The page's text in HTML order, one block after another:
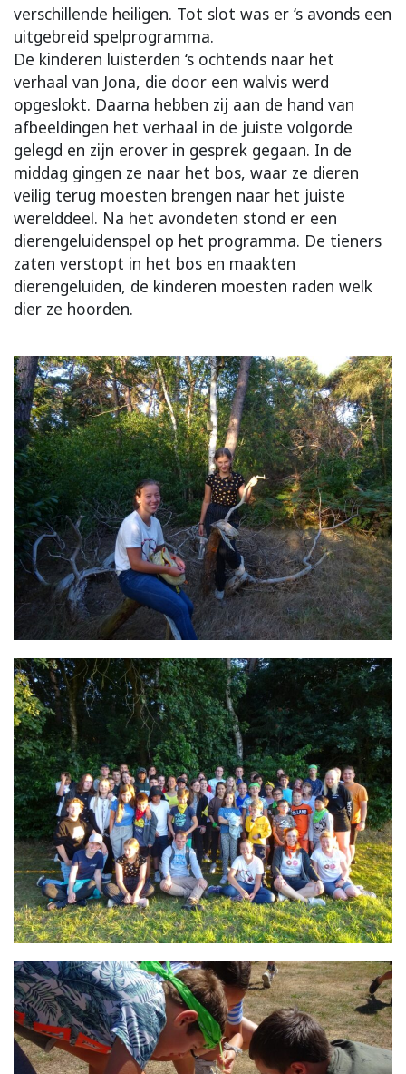
verschillende heiligen. Tot slot was er ‘s avonds een
uitgebreid spelprogramma.
De kinderen luisterden ‘s ochtends naar het
verhaal van Jona, die door een walvis werd
opgeslokt. Daarna hebben zij aan de hand van
afbeeldingen het verhaal in de juiste volgorde
gelegd en zijn erover in gesprek gegaan. In de
middag gingen ze naar het bos, waar ze dieren
veilig terug moesten brengen naar het juiste
werelddeel. Na het avondeten stond er een
dierengeluidenspel op het programma. De tieners
zaten verstopt in het bos en maakten
dierengeluiden, de kinderen moesten raden welk
dier ze hoorden.